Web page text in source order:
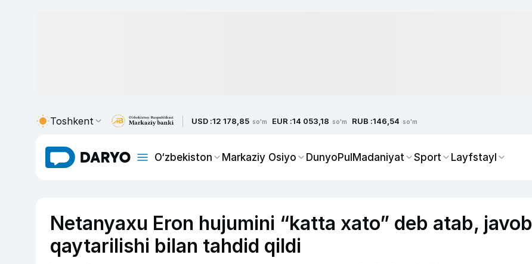
Toshkent USD :12 178,85 so'm EUR :14 053,18 so'm RUB :146,54 so'm
O‘zbekiston Markaziy Osiyo DunyoPulMadaniyat Sport Layfstayl
Netanyaxu Eron hujumini “katta xato” deb atab, javob
qaytarilishi bilan tahdid qildi